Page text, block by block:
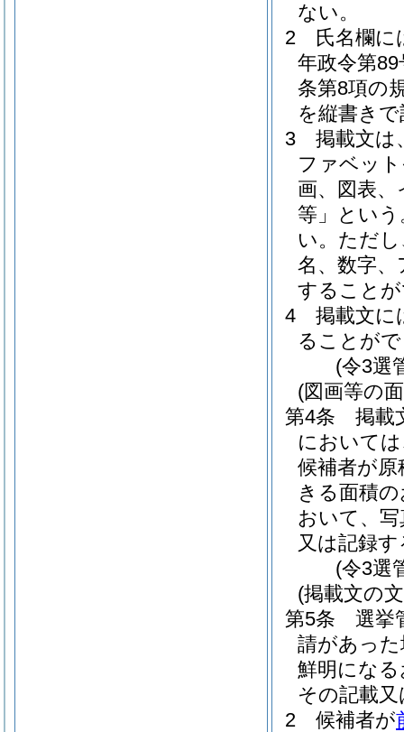
ない。
2
氏名欄に
年政令第89
条第8項の
を縦書き
3
掲載文は
ファベッ
画、図表
等」という
い。 ただ
名、数字
すること
4
掲載文に
ることが
(令3選
(図画等の
第4条
掲載
において
候補者が
きる面積
おいて、
又は記録
(令3選
(掲載文の
第5条
選挙
請があっ
鮮明にな
その記載
2
候補者が